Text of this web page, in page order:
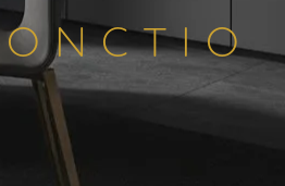
N C T I O